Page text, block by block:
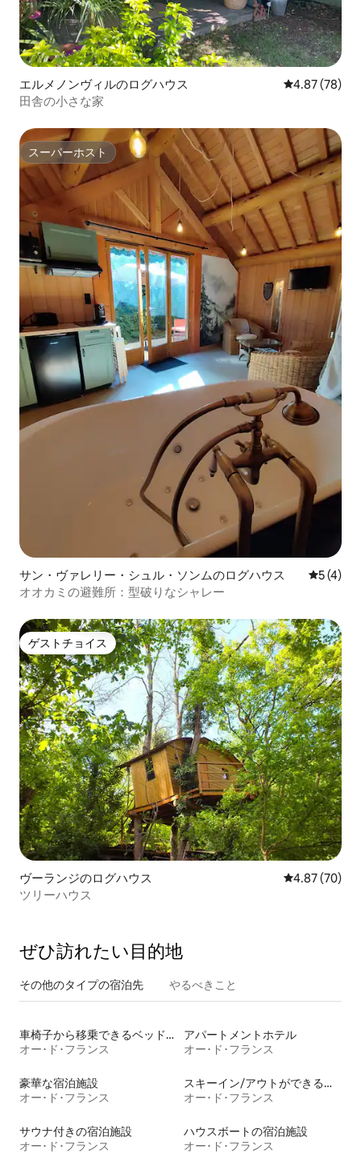
エルメノンヴィルのログハウス レビュー78
4.87 (78)
田舎の小さな家
スーパーホスト
スーパーホスト
サン・ヴァレリー・シュル・ソンムのログハウス レビュー
5 (4)
オオカミの避難所：型破りなシャレー
ゲストチョイス
ゲストチョイス
ヴーランジのログハウス レビュー70
4.87 (70)
ツリーハウス
ぜひ訪⁠れ⁠た⁠い目⁠的⁠地
その他のタ⁠イ⁠プ⁠の宿⁠泊⁠先 やるべきこと
車椅子から移乗できるベッドがある宿泊施設
オー･ド･フランス
アパートメントホテル
オー･ド･フランス
豪華な宿泊施設
オー･ド･フランス
スキーイン/アウトができる宿泊先
オー･ド･フランス
サウナ付きの宿泊施設
オー･ド･フランス
ハウスボートの宿泊施設
オー･ド･フランス